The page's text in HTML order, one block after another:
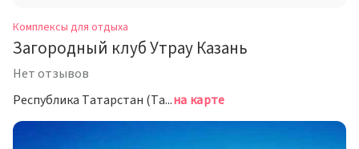
Комплексы для отдыха
Загородный клуб Утрау Казань
Нет отзывов
Республика Татарстан (Татарстан), Зеленодольский район район, г. Казань, ул. территория Лесная Поляна, д. 1на карте